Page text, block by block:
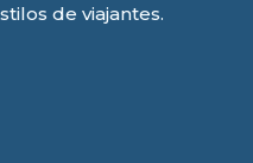
de viajantes.